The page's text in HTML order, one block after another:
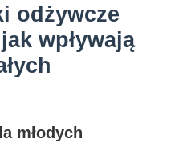
odżywcze
wpływają
młodych